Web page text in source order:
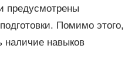
предусмотрены
Помимо этого,
наличие навыков